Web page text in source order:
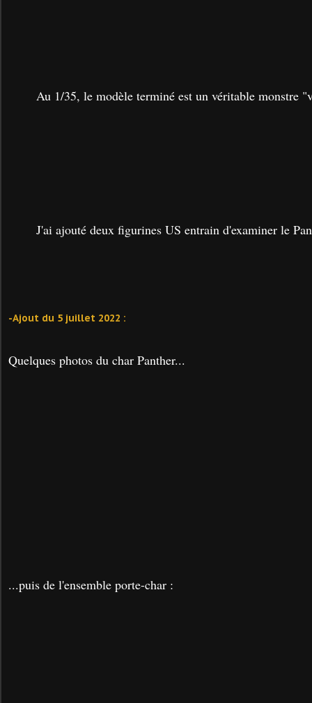
Au 1/35, le modèle terminé est un véritable monstre
J'ai ajouté deux figurines US entrain d'examiner le
-Ajout du 5 juillet 2022 :
Quelques photos du char Panther...
...puis de l'ensemble porte-char :